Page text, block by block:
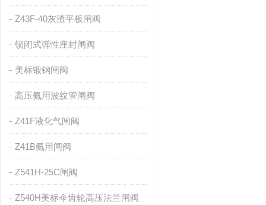
Z43F-40灰渣平板闸阀
锁闭式弹性座封闸阀
美标锻钢闸阀
高压氨用波纹管闸阀
Z41F液化气闸阀
Z41B氨用闸阀
Z541H-25C闸阀
Z540H美标伞齿轮高压法兰闸阀